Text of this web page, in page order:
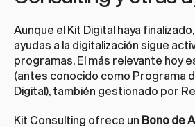
Aunque el Kit Digital haya
ayudas a la digitalización sigue
programas. El más relevante hoy
(antes conocido como Programa
Digital), también gestionado por
Kit Consulting ofrece un Bono de